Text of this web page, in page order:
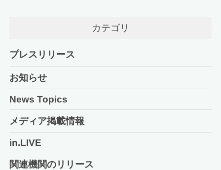
カテゴリ
プレスリリース
お知らせ
News Topics
メディア掲載情報
in.LIVE
関連機関のリリース